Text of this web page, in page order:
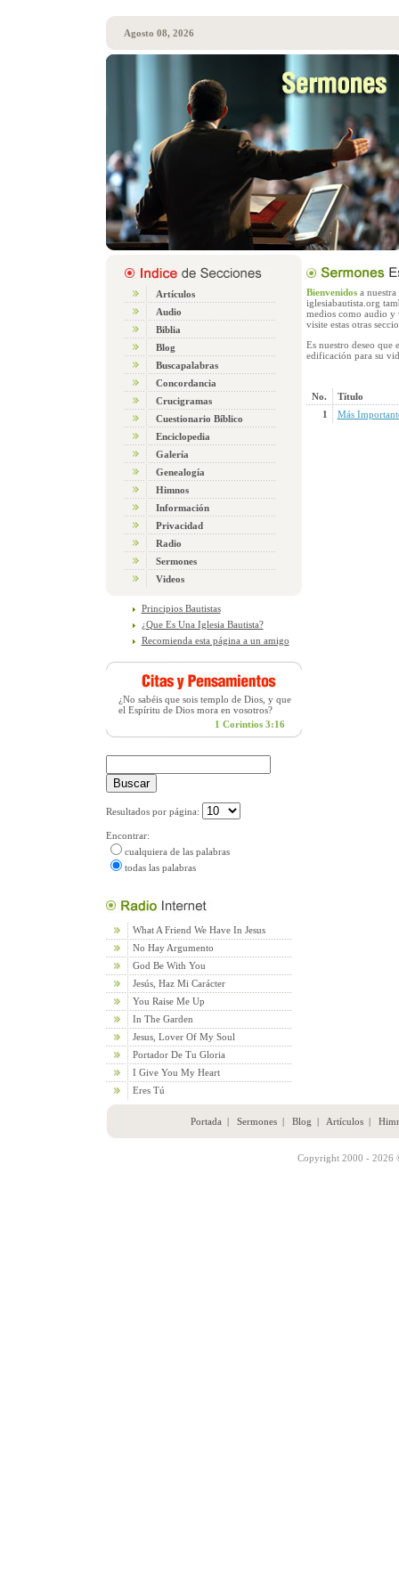
Agosto 08, 2026
Artículos
Audio
Biblia
Blog
Buscapalabras
Concordancia
Crucigramas
Cuestionario Bíblico
Enciclopedia
Galería
Genealogía
Himnos
Información
Privacidad
Radio
Sermones
Videos
Principios Bautistas
¿Que Es Una Iglesia Bautista?
Recomienda esta página a un amigo
¿No sabéis que sois templo de Dios, y que
el Espíritu de Dios mora en vosotros?
1 Corintios 3:16
Resultados por página:
Encontrar:
cualquiera de las palabras
todas las palabras
What A Friend We Have In Jesus
No Hay Argumento
God Be With You
Jesús, Haz Mi Carácter
You Raise Me Up
In The Garden
Jesus, Lover Of My Soul
Portador De Tu Gloria
I Give You My Heart
Eres Tú
Bienvenidosa nuestra
iglesiabautista.org
medios como audio y
visite estas otras
Es nuestro deseo que
edificación para su
No.
Título
1
Más
Portada | Sermones| Blog | Artículos|
Copyright 2000 - 2026